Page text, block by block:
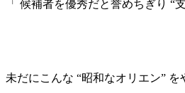
「 候補者を優秀だと誉めちぎり “
未だにこんな “昭和なオリエン”